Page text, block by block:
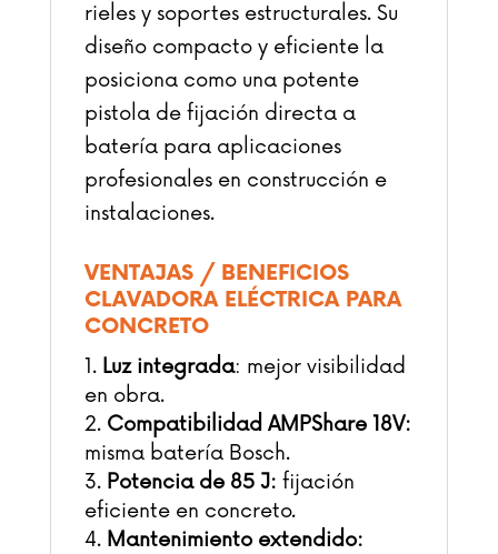
rieles y soportes estructurales. Su
diseño compacto y eficiente la
posiciona como una potente
pistola de fijación directa a
batería para aplicaciones
profesionales en construcción e
instalaciones.
VENTAJAS / BENEFICIOS
CLAVADORA ELÉCTRICA PARA
CONCRETO
Luz integrada: mejor visibilidad
en obra.
Compatibilidad AMPShare 18V:
misma batería Bosch.
Potencia de 85 J: fijación
eficiente en concreto.
Mantenimiento extendido: